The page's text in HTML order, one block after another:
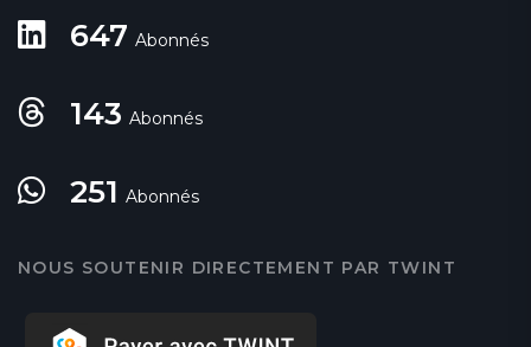
647 Abonnés
143 Abonnés
251 Abonnés
NOUS SOUTENIR DIRECTEMENT PAR TWINT